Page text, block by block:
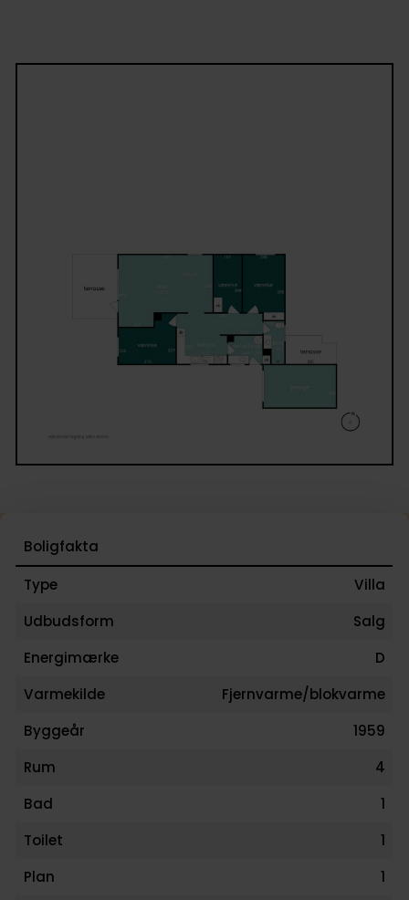
med flere skoler, daginstitution og gode
form af letbanen og busforbindelse til både Aarhus,
Randers og resten af Djursland. Derudover kan
bil, hvilket gør beliggenheden attraktiv for både
Boligfakta
Type
Villa
Udbudsform
Salg
Energimærke
D
Varmekilde
Fjernvarme/blokvarme
Byggeår
1959
Rum
4
Bad
1
Toilet
1
Plan
1